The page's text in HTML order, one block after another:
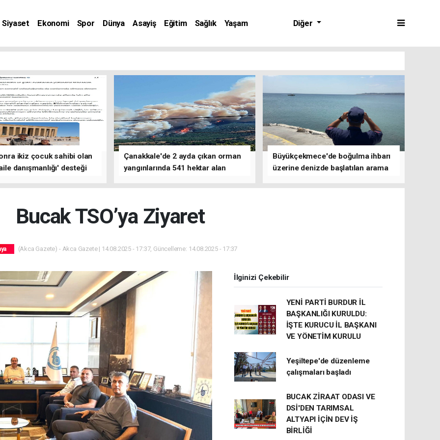
Siyaset Ekonomi Spor Dünya Asayiş Eğitim Sağlık
Yaşam
Diğer
ikiz çocuk sahibi olan
danışmanlığı' desteği
Çanakkale'de 2 ayda çıkan orman
yangınlarında 541 hektar alan
Büyükçekmece'de boğulma ihbarı
üzerine denizde başlatılan arama
Bucak TSO’ya Ziyaret
(Akca Gazete) - Akca Gazete | 14.08.2025 - 17:37, Güncelleme: 14.08.2025 - 17:37
İlginizi Çekebilir
YENİ PARTİ BURDUR İL
BAŞKANLIĞI KURULDU:
İŞTE KURUCU İL BAŞKANI
VE YÖNETİM KURULU
Yeşiltepe'de düzenleme
çalışmaları başladı
BUCAK ZİRAAT ODASI VE
DSİ'DEN TARIMSAL
ALTYAPI İÇİN DEV İŞ
BİRLİĞİ